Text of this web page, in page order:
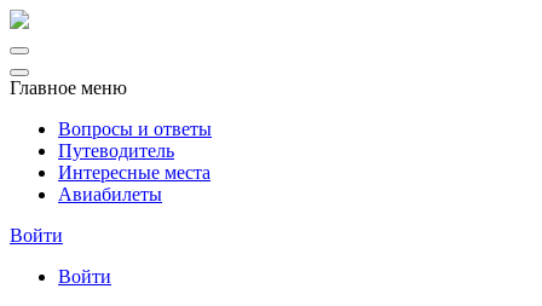
Главное меню
Вопросы и ответы
Путеводитель
Интересные места
Авиабилеты
Войти
Войти